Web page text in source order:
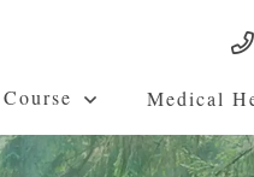
Course Medical